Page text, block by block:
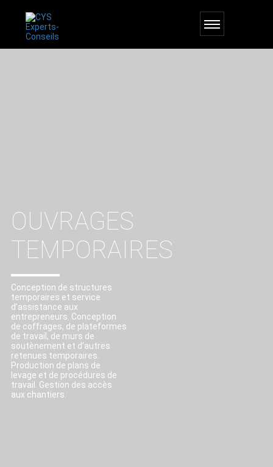
OUVRAGES
TEMPORAIRES
Conception de structures
temporaires et service
d’assistance aux
entrepreneurs. Conception
de coffrages, de plateformes
de travail, de murs de
soutènement et d’autres
retenues temporaires.
Production de plans de
levage et de procédures de
travail. Gestion des accès
aux chantiers.